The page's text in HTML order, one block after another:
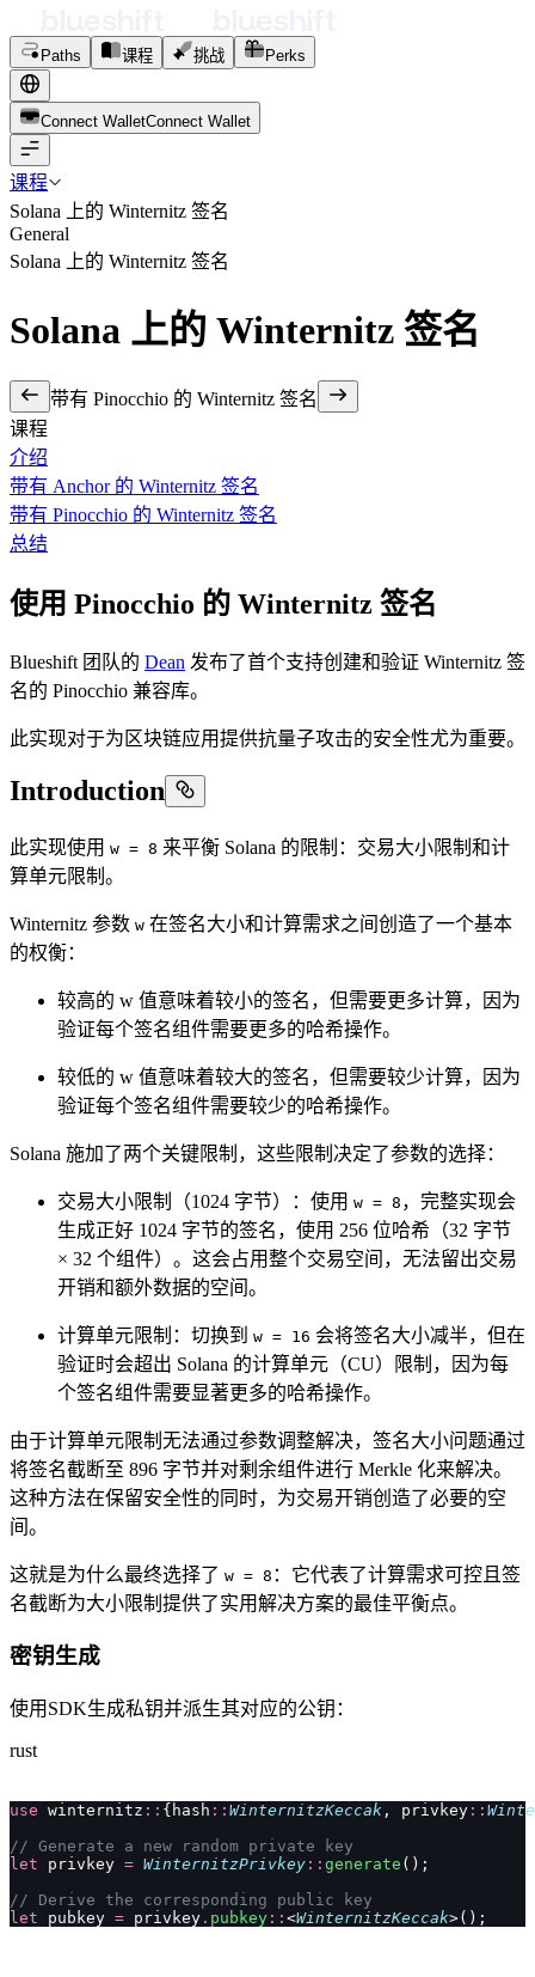
Paths 课程 挑战 Perks
Connect WalletConnect Wal et
课程
Solana 上的 Winternitz 签名
General
Solana 上的 Winternitz 签名
Solana 上的 Winternitz 签名
带有 Pinocchio 的 Winternitz 签名
课程
介绍
带有 Anchor 的 Winternitz 签名
带有 Pinocchio 的 Winternitz 签名
总结
使用 Pinocchio 的 Winternitz 签名
Blueshift 团队的 Dean 发布了首个支持创建和验证 Winternitz 签
名的 Pinocchio 兼容库。
此实现对于为区块链应用提供抗量子攻击的安全性尤为重要。
Introduction
此实现使用 w = 8 来平衡 Solana 的限制：交易大小限制和计
算单元限制。
Winternitz 参数 w 在签名大小和计算需求之间创造了一个基本
的权衡：
较高的 w 值意味着较小的签名，但需要更多计算，因为
验证每个签名组件需要更多的哈希操作。
较低的 w 值意味着较大的签名，但需要较少计算，因为
验证每个签名组件需要较少的哈希操作。
Solana 施加了两个关键限制，这些限制决定了参数的选择：
交易大小限制（1024 字节）：使用 w = 8 ，完整实现会
生成正好 1024 字节的签名，使用 256 位哈希（32 字节
× 32 个组件）。这会占用整个交易空间，无法留出交易
开销和额外数据的空间。
计算单元限制：切换到 w = 16 会将签名大小减半，但在
验证时会超出 Solana 的计算单元（CU）限制，因为每
个签名组件需要显著更多的哈希操作。
由于计算单元限制无法通过参数调整解决，签名大小问题通过
将签名截断至 896 字节并对剩余组件进行 Merkle 化来解决。
这种方法在保留安全性的同时，为交易开销创造了必要的空
间。
这就是为什么最终选择了 w = 8 ：它代表了计算需求可控且签
名截断为大小限制提供了实用解决方案的最佳平衡点。
密钥生成
使用SDK生成私钥并派生其对应的公钥：
rust
use winternitz :: {hash :: WinternitzKeccak , privkey ::
// Generate a new random private key
let privkey = WinternitzPrivkey :: generate ();
// Derive the corresponding public key
let pubkey = privkey . pubkey :: <WinternitzKeccak>();